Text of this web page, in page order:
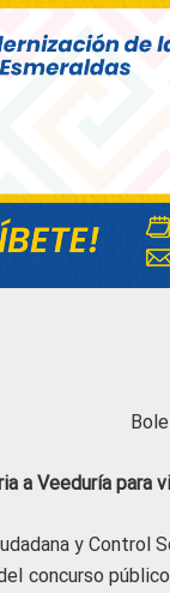
a Veeduría para
y Control
concurso